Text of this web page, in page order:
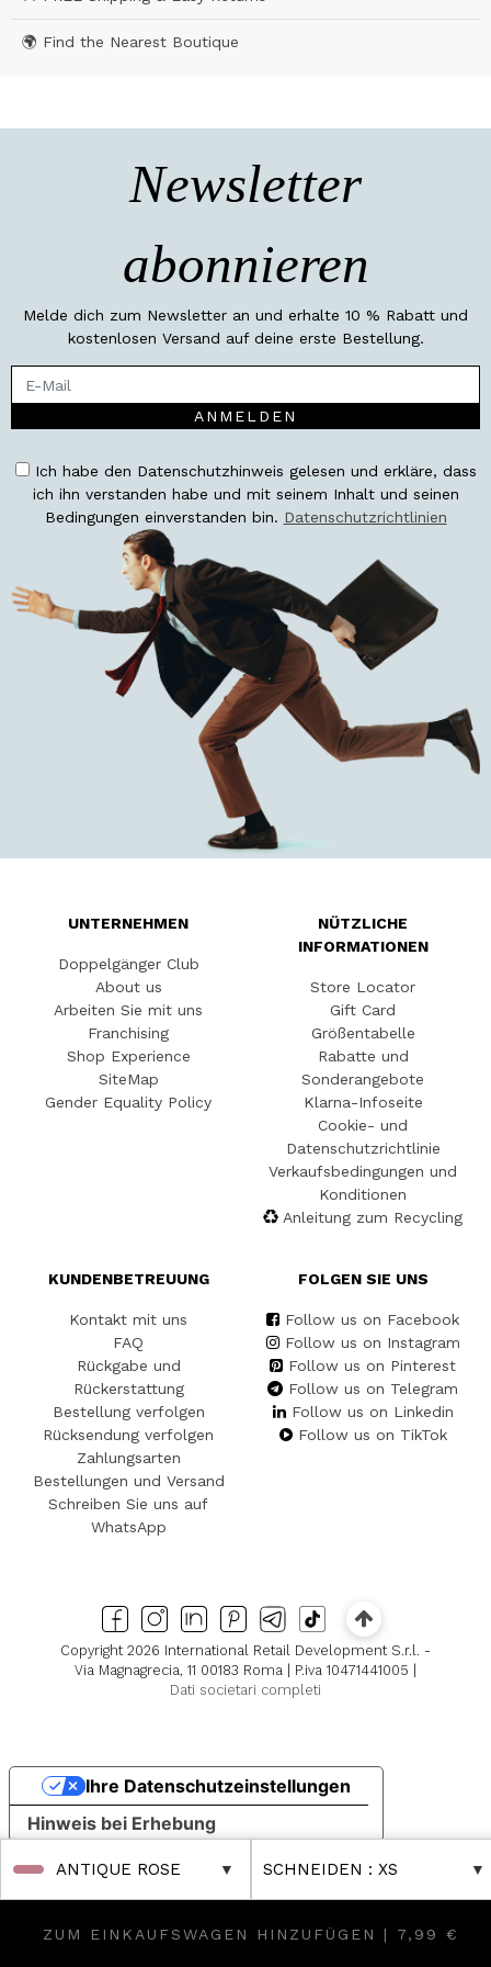
ANTIQUE ROSE SCHNEIDEN : XS
ZUM EINKAUFSWAGEN HINZUFÜGEN | 7,99 €
🌍 Find the Nearest Boutique
Newsletter
abonnieren
Melde dich zum Newsletter an und erhalte 10 % Rabatt und
kostenlosen Versand auf deine erste Bestellung.
ANMELDEN
Ich habe den Datenschutzhinweis gelesen und erkläre, dass
ich ihn verstanden habe und mit seinem Inhalt und seinen
Bedingungen einverstanden bin. Datenschutzrichtlinien
UNTERNEHMEN
Doppelgänger Club
About us
Arbeiten Sie mit uns
Franchising
Shop Experience
SiteMap
Gender Equality Policy
NÜTZLICHE
INFORMATIONEN
Store Locator
Gift Card
Größentabelle
Rabatte und
Sonderangebote
Klarna-Infoseite
Cookie- und
Datenschutzrichtlinie
Verkaufsbedingungen und
Konditionen
Anleitung zum Recycling
KUNDENBETREUUNG
Kontakt mit uns
FAQ
Rückgabe und
Rückerstattung
Bestellung verfolgen
Rücksendung verfolgen
Zahlungsarten
Bestellungen und Versand
Schreiben Sie uns auf
WhatsApp
FOLGEN SIE UNS
Follow us on Facebook
Follow us on Instagram
Follow us on Pinterest
Follow us on Telegram
Follow us on Linkedin
Follow us on TikTok
Copyright 2026 International Retail Development S.r.l. -
Via Magnagrecia, 11 00183 Roma | P.iva 10471441005 |
Dati societari completi
Hinweis bei Erhebung
Ihre Datenschutzeinstellungen